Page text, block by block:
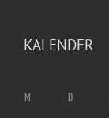
KALENDER
M D